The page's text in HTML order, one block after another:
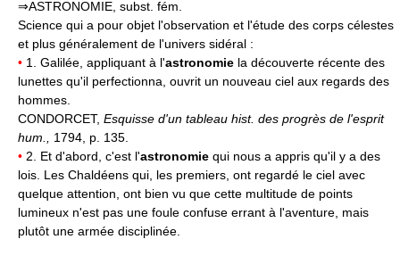
⇒ASTRONOMIE, subst. fém.
Science qui a pour objet l'observation et l'étude des corps célestes
et plus généralement de l'univers sidéral :
• 1. Galilée, appliquant à l'astronomie la découverte récente des
lunettes qu'il perfectionna, ouvrit un nouveau ciel aux regards des
hommes.
CONDORCET, Esquisse d'un tableau hist. des progrès de l'esprit
hum., 1794, p. 135.
• 2. Et d'abord, c'est l'astronomie qui nous a appris qu'il y a des
lois. Les Chaldéens qui, les premiers, ont regardé le ciel avec
quelque attention, ont bien vu que cette multitude de points
lumineux n'est pas une foule confuse errant à l'aventure, mais
plutôt une armée disciplinée.